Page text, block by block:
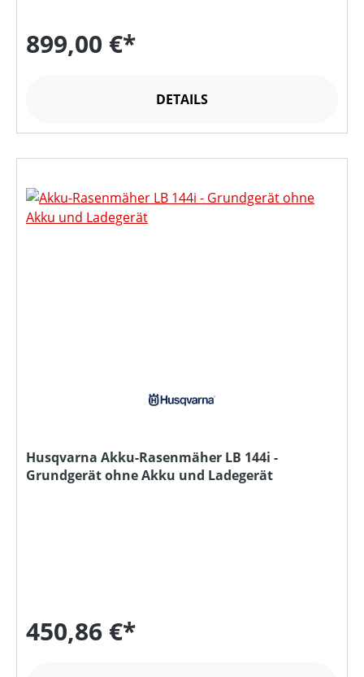
899,00 €*
DETAILS
Husqvarna Akku-Rasenmäher LB 144i -
Grundgerät ohne Akku und Ladegerät
450,86 €*